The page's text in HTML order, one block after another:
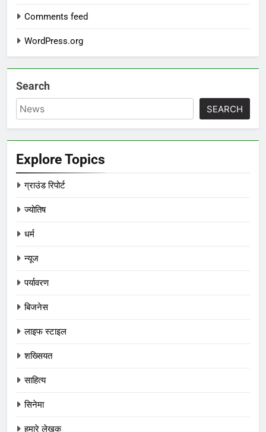
Comments feed
WordPress.org
Search
SEARCH
Explore Topics
ग्राउंड रिपोर्ट
ज्योतिष
धर्म
न्यूज
पर्यावरण
बिजनेस
लाइफ स्टाइल
शख्सियत
साहित्य
सिनेमा
हमारे लेखक